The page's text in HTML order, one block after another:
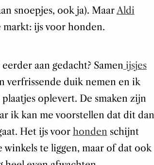
snoepjes, ook ja). Maar Aldi
markt: ijs voor honden.
aan gedacht? Samen ijsjes
verfrissende duik nemen en ik
oplevert. De smaken zijn
ik kan me voorstellen dat dit dan
Het ijs voor honden schijnt
te liggen, maar of dat ook